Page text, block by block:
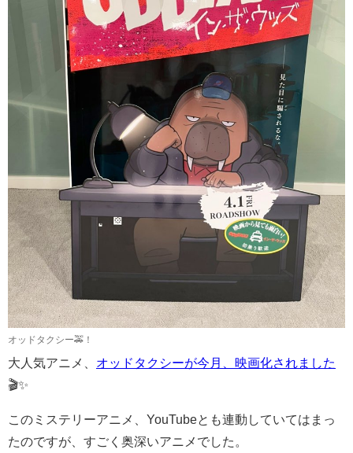
オッドタクシー🚕！
大人気アニメ、 オッドタクシーが今月、映画化されました
🎬✨
このミステリーアニメ、YouTubeとも連動していてはまっ
たのですが、すごく奥深いアニメでした。